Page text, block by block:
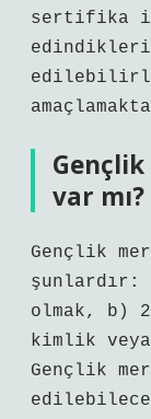
sertifika
Gençlik
var mı?
Gençlik
şunlardır:
olmak, b)
kimlik
Gençlik